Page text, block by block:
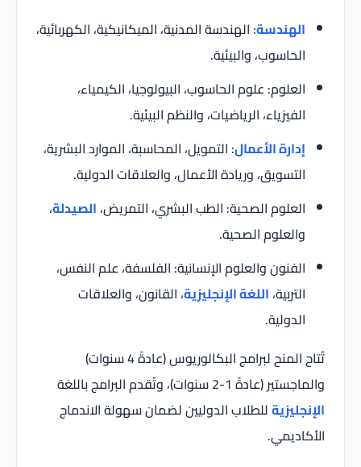
الهندسة: الهندسة المدنية، الميكانيكية، الكهربائية،
الحاسوب، والبيئية.
العلوم: علوم الحاسوب، البيولوجيا، الكيمياء،
الفيزياء، الرياضيات، والنظم البيئية.
إدارة الأعمال: التمويل، المحاسبة، الموارد البشرية،
التسويق، وريادة الأعمال، والعلاقات الدولية.
العلوم الصحية: الطب البشري، التمريض،الصيدلة،
والعلوم الصحية.
الفنون والعلوم الإنسانية: الفلسفة، علم النفس،
التربية،اللغة الإنجليزية، القانون، والعلاقات
الدولية.
تُتاح المنح لبرامج البكالوريوس (عادةً 4 سنوات)
والماجستير (عادةً 1-2 سنوات)، وتُقدم البرامج باللغة
الإنجليزيةللطلاب الدوليين لضمان سهولة الاندماج
الأكاديمي.